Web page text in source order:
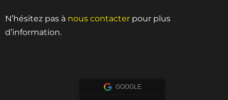
N’hésitez pas à nous contacter pour plus
d’information.
GOOGLE